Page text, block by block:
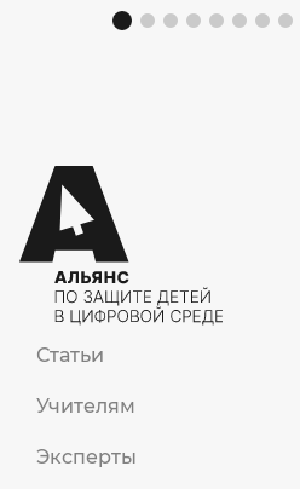
Статьи
Учителям
Эксперты